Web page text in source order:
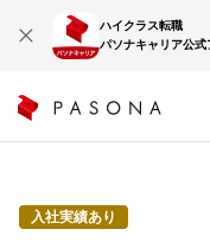
ハイクラス転職
パソナキャリア公式
入社実績あり